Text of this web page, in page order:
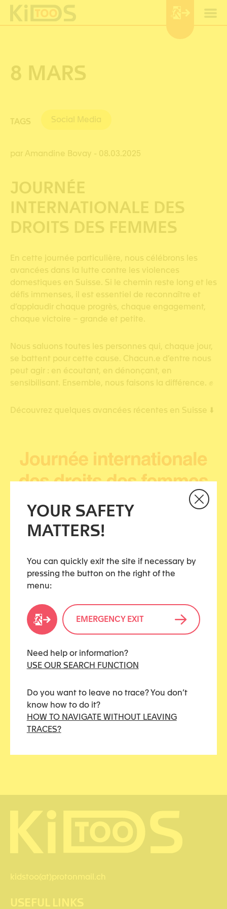
YOUR SAFETY
MATTERS!
You can quickly exit the site if necessary by
pressing the button on the right of the
menu:
EMERGENCY EXIT
Need help or information?
USE OUR SEARCH FUNCTION
Do you want to leave no trace? You don’t
know how to do it?
HOW TO NAVIGATE WITHOUT LEAVING
TRACES?
8 MARS
TAGS Social Media
par Amandine Bovay - 08.03.2025
JOURNÉE
INTERNATIONALE DES
DROITS DES FEMMES
En cette journée particulière, nous célébrons les
avancées dans la lutte contre les violences
domestiques en Suisse. Si le chemin reste long et les
défis immenses, il est essentiel de reconnaître et
d’applaudir chaque progrès, chaque engagement,
chaque victoire – grande et petite.
Nous saluons toutes les personnes qui, chaque jour,
se battent pour cette cause. Chacun.e d’entre nous
peut agir : en écoutant, en dénonçant, en
sensibilisant. Ensemble, nous faisons la différence. ✊
Découvrez quelques avancées récentes en Suisse ⬇️
Share this article
kidstoo(at)protonmail.ch
USEFUL LINKS
Cookies management panel